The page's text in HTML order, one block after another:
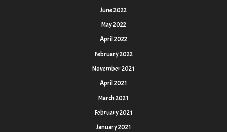
June 2022
May 2022
April 2022
February 2022
November 2021
April 2021
March 2021
February 2021
January 2021